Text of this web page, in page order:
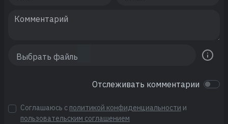
Отслеживать комментарии
Соглашаюсь с политикой конфиденциальности и
пользовательским соглашением